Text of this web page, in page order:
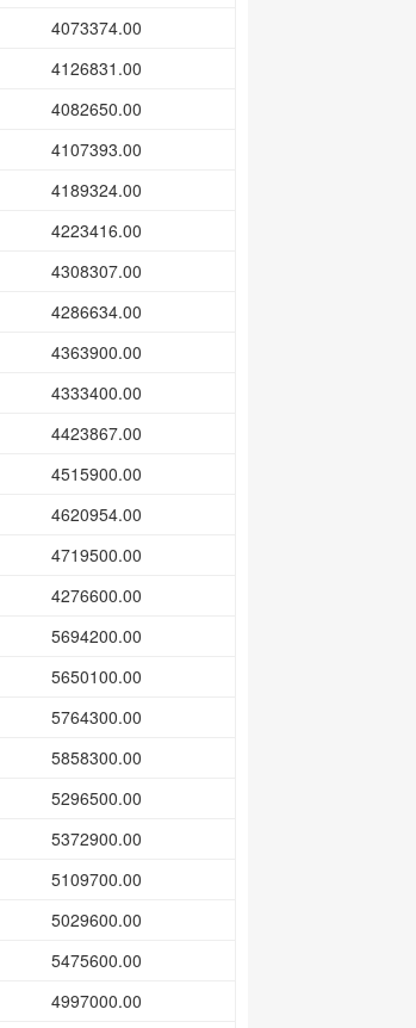
4073374.00
4126831.00
4082650.00
4107393.00
4189324.00
4223416.00
4308307.00
4286634.00
4363900.00
4333400.00
4423867.00
4515900.00
4620954.00
4719500.00
4276600.00
5694200.00
5650100.00
5764300.00
5858300.00
5296500.00
5372900.00
5109700.00
5029600.00
5475600.00
4997000.00